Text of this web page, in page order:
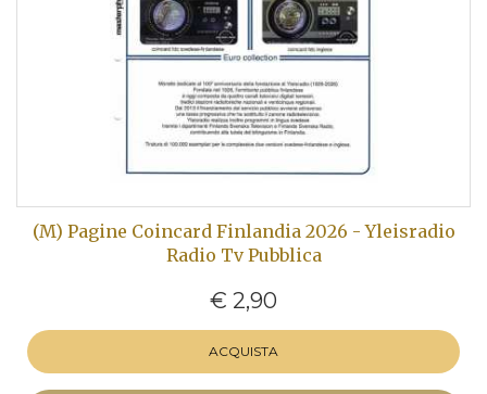
(M) Pagine Coincard Finlandia 2026 - Yleisradio
Radio Tv Pubblica
€ 2,90
ACQUISTA